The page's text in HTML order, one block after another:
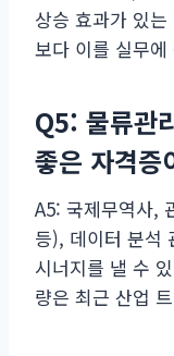
상승 효과가 있
보다 이를 실무
Q5: 물류관
좋은 자격증
A5: 국제무역사,
등), 데이터 분석
시너지를 낼 수
량은 최근 산업